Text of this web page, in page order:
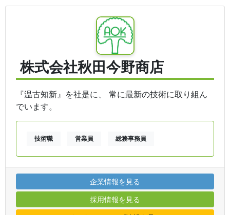
株式会社秋田今野商店
『温古知新』を社是に、 常に最新の技術に取り組ん
でいます。
技術職 営業員 総務事務員
企業情報を見る
採用情報を見る